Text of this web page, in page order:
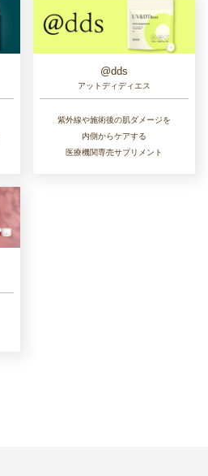
@dds
アットディディエス
紫外線や施術後の肌ダメージを
内側からケアする
医療機関専売サプリメント